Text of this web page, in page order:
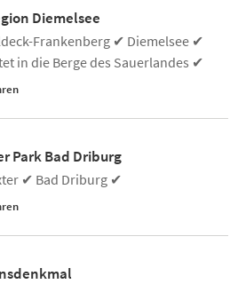
Diemelsee
Frankenberg ✔ Diemelsee ✔
in die Berge des Sauerlandes ✔
Park Bad Driburg
✔ Bad Driburg ✔